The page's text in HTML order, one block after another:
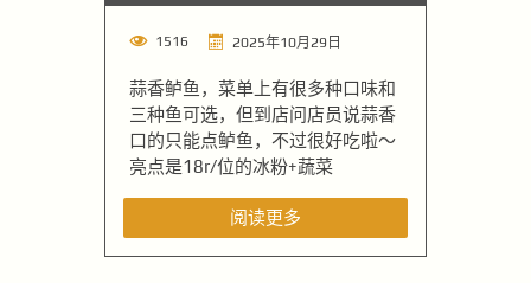
1516 2025年10月29日
蒜香鲈鱼，菜单上有很多种口味和
三种鱼可选，但到店问店员说蒜香
口的只能点鲈鱼，不过很好吃啦～
亮点是18r/位的冰粉+蔬菜
阅读更多